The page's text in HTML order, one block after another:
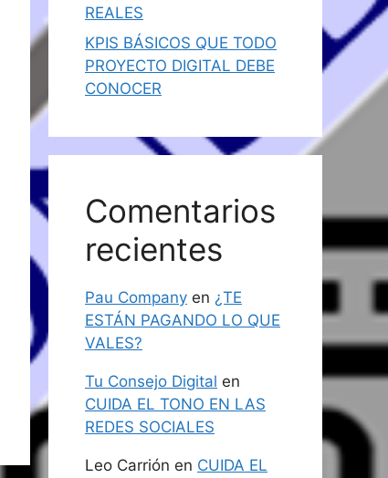
REALES
KPIS BÁSICOS QUE TODO
PROYECTO DIGITAL DEBE
CONOCER
Comentarios
recientes
Pau Company en ¿TE
ESTÁN PAGANDO LO QUE
VALES?
Tu Consejo Digital en
CUIDA EL TONO EN LAS
REDES SOCIALES
Leo Carrión en CUIDA EL